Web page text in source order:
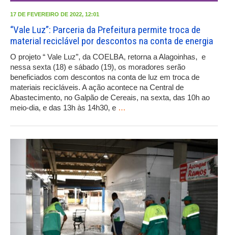
17 DE FEVEREIRO DE 2022, 12:01
“Vale Luz”: Parceria da Prefeitura permite troca de
material reciclável por descontos na conta de energia
O projeto “ Vale Luz”, da COELBA, retorna a Alagoinhas, e
nessa sexta (18) e sábado (19), os moradores serão
beneficiados com descontos na conta de luz em troca de
materiais recicláveis. A ação acontece na Central de
Abastecimento, no Galpão de Cereais, na sexta, das 10h ao
meio-dia, e das 13h às 14h30, e …